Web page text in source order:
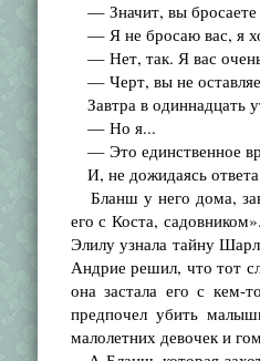
— Значит, вы бросаете
— Я не бросаю вас, я
— Нет, так. Я вас
— Черт, вы не
Завтра в одиннадцать
— Но я...
— Это единственное
И, не дожидаясь
Бланш у него дома,
его с Коста,
Элилу узнала тайну
Андрие решил, что тот
она застала его с кем-
предпочел убить
малолетних девочек и